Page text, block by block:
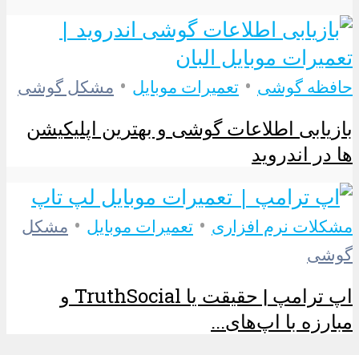
حافظه گوشی • تعمیرات موبایل • مشکل گوشی
بازیابی اطلاعات گوشی و بهترین اپلیکیشن
ها در اندروید
مشکلات نرم افزاری • تعمیرات موبایل • مشکل
گوشی
اپ ترامپ | حقیقت یا TruthSocial و
مبارزه با اپ‌های...